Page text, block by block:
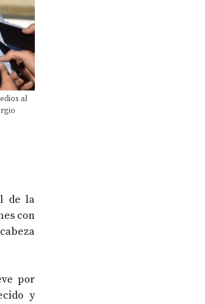
al
de la
con
por
y